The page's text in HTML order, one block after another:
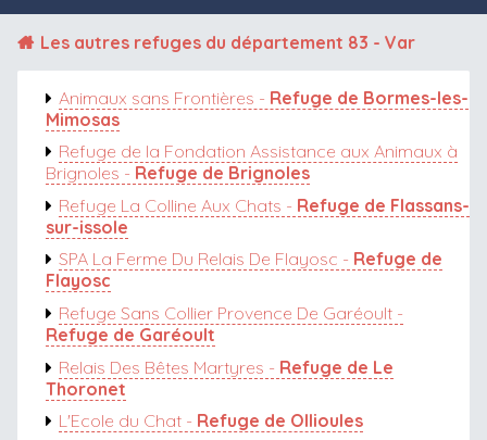
Les autres refuges du département 83 - Var
Animaux sans Frontières - Refuge de Bormes-les-
Mimosas
Refuge de la Fondation Assistance aux Animaux à
Brignoles - Refuge de Brignoles
Refuge La Colline Aux Chats - Refuge de Flassans-
sur-issole
SPA La Ferme Du Relais De Flayosc - Refuge de
Flayosc
Refuge Sans Collier Provence De Garéoult -
Refuge de Garéoult
Relais Des Bêtes Martyres - Refuge de Le
Thoronet
L'Ecole du Chat - Refuge de Ollioules